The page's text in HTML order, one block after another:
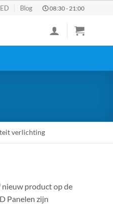
Blog 08:30 - 21:00
verlichting
nieuw product op de
Panelen zijn